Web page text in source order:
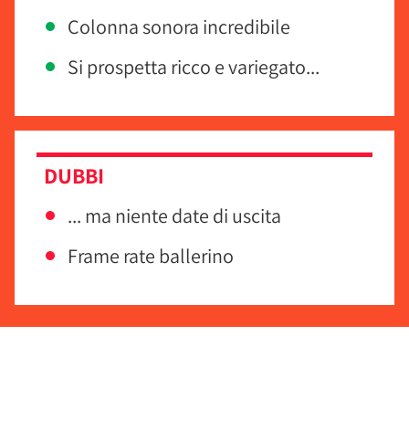
Colonna sonora incredibile
Si prospetta ricco e variegato...
DUBBI
... ma niente date di uscita
Frame rate ballerino